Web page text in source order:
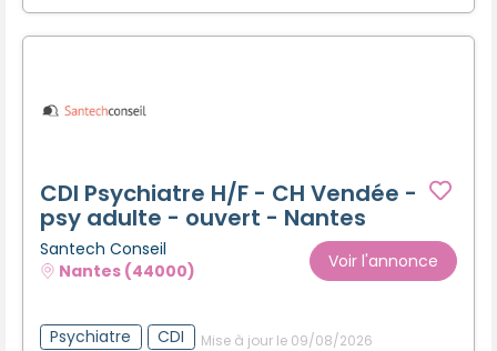
CDI Psychiatre H/F - CH Vendée -
psy adulte - ouvert - Nantes
Santech Conseil
Nantes (44000)
Voir l'annonce
Psychiatre CDI Mise à jour le 09/08/2026